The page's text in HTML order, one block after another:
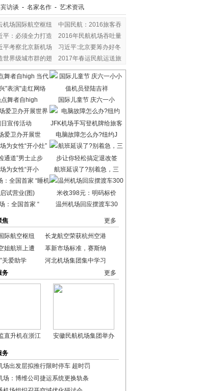
访谈 - 名家名作 - 艺术资讯
机场国际航空枢纽
中国民航：2016旅客吞
平：必须全力打造
2016年民航机场吞吐量
平考察北京新机场
习近平:北京要筹办好冬
世界级城市群的翅
2017年春运民航运送旅
舞者自high 国际儿童节 庆六一小
爱卫办开展世 电脑故障怎么办?纽约J
为女性“开小 航班延误了?别着急，三
：全国首家 “ 温州机场回应摆渡车30
焦 更多
际航空枢纽
长龙航空荣获杭州空港
姐航班上遭
革新市场标准，赛斯纳
关爱助学
河北机场集团集中学习
务
更多
直升机在浙江 安徽民航机场集团举办
务
场出发层拟推行限时停车 超时罚
场：博维公司捷运系统更换轨条